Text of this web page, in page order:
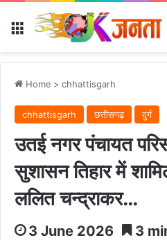
Menu
Home > chhattisgarh
chhattisgarh छत्तीसगढ़ दुर्ग
उतई नगर पंचायत
सुशासन तिहार में
ललित चन्द्राकर…
3 June 2026 3